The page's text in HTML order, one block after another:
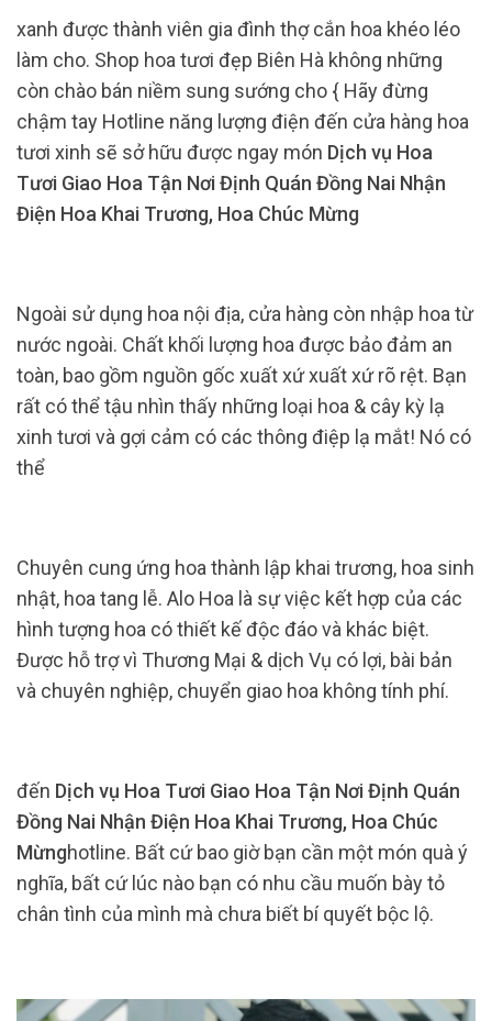
xanh được thành viên gia đình thợ cắn hoa khéo léo
làm cho. Shop hoa tươi đẹp Biên Hà không những
còn chào bán niềm sung sướng cho { Hãy đừng
chậm tay Hotline năng lượng điện đến cửa hàng hoa
tươi xinh sẽ sở hữu được ngay món Dịch vụ Hoa
Tươi Giao Hoa Tận Nơi Định Quán Đồng Nai Nhận
Điện Hoa Khai Trương, Hoa Chúc Mừng
Ngoài sử dụng hoa nội địa, cửa hàng còn nhập hoa từ
nước ngoài. Chất khối lượng hoa được bảo đảm an
toàn, bao gồm nguồn gốc xuất xứ xuất xứ rõ rệt. Bạn
rất có thể tậu nhìn thấy những loại hoa & cây kỳ lạ
xinh tươi và gợi cảm có các thông điệp lạ mắt! Nó có
thể
Chuyên cung ứng hoa thành lập khai trương, hoa sinh
nhật, hoa tang lễ. Alo Hoa là sự việc kết hợp của các
hình tượng hoa có thiết kế độc đáo và khác biệt.
Được hỗ trợ vì Thương Mại & dịch Vụ có lợi, bài bản
và chuyên nghiệp, chuyển giao hoa không tính phí.
đến Dịch vụ Hoa Tươi Giao Hoa Tận Nơi Định Quán
Đồng Nai Nhận Điện Hoa Khai Trương, Hoa Chúc
Mừnghotline. Bất cứ bao giờ bạn cần một món quà ý
nghĩa, bất cứ lúc nào bạn có nhu cầu muốn bày tỏ
chân tình của mình mà chưa biết bí quyết bộc lộ.